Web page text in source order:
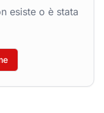
esiste o è stata